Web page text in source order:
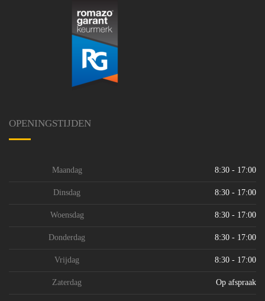
OPENINGSTIJDEN
Maandag 8:30 - 17:00
Dinsdag 8:30 - 17:00
Woensdag 8:30 - 17:00
Donderdag 8:30 - 17:00
Vrijdag 8:30 - 17:00
Zaterdag Op afspraak